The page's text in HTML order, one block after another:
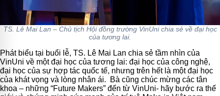
TS. Lê Mai Lan – Chủ tịch Hội đồng trường VinUni chia sẻ về đại học
của tương lai.
Phát biểu tại buổi lễ, TS. Lê Mai Lan chia sẻ tầm nhìn của
VinUni về một đại học của tương lai: đại học của công nghệ,
đại học của sự hợp tác quốc tế, nhưng trên hết là một đại học
của khát vọng và lòng nhân ái. Bà cũng chúc mừng các tân
khoa – những “Future Makers” đến từ VinUni- hãy bước ra thế